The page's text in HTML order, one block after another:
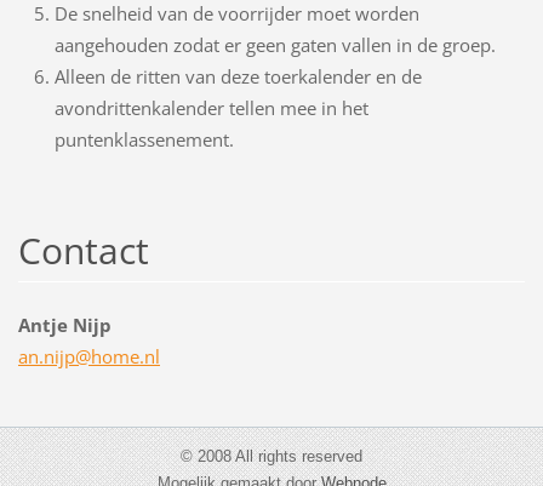
De snelheid van de voorrijder moet worden
aangehouden zodat er geen gaten vallen in de groep.
Alleen de ritten van deze toerkalender en de
avondrittenkalender tellen mee in het
puntenklassenement.
Contact
Antje Nijp
an.nijp@home.nl
© 2008 All rights reserved